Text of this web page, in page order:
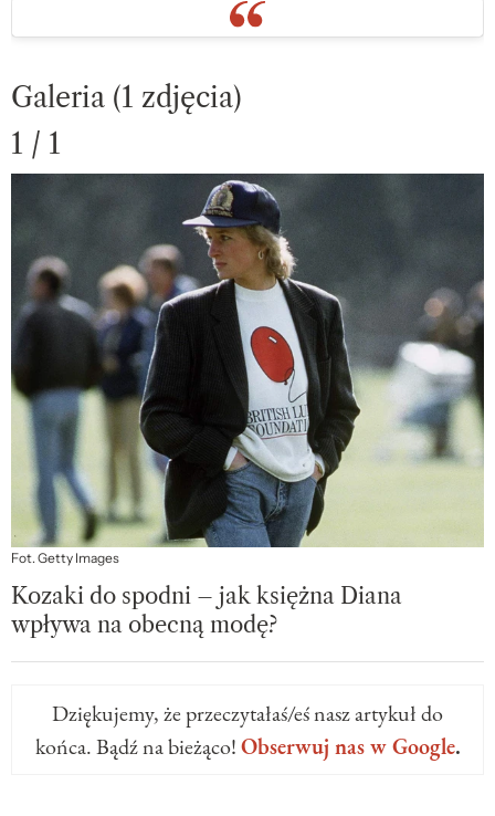
Galeria (1 zdjęcia)
1 / 1
Fot. Getty Images
Kozaki do spodni – jak księżna Diana
wpływa na obecną modę?
Dziękujemy, że przeczytałaś/eś nasz artykuł do
końca. Bądź na bieżąco!Obserwuj nas w Google.